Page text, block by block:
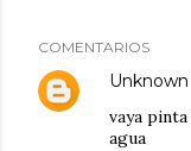
COMENTARIOS
Unknown
vaya
agua